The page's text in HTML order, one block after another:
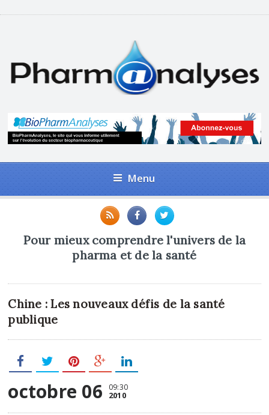
Menu
Pour mieux comprendre l'univers de la
pharma et de la santé
Chine : Les nouveaux défis de la santé
publique
octobre 06 09:30
2010